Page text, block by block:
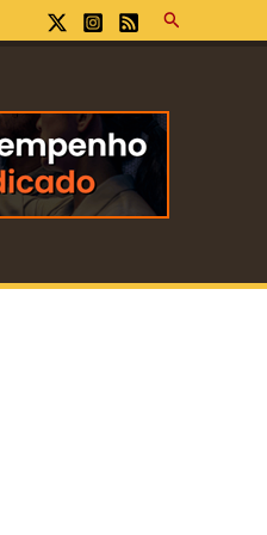
Pesquisar